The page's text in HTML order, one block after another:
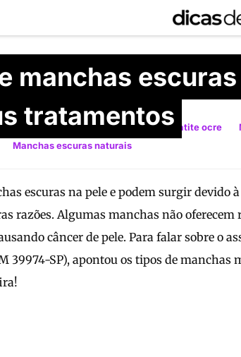
manchas escuras
tratamentos
Fitofotodermatoses Dermatite ocre
Manchas escuras naturais
escuras na pele e podem surgir devido
razões. Algumas manchas não oferecem
câncer de pele. Para falar sobre o
39974-SP), apontou os tipos de manchas